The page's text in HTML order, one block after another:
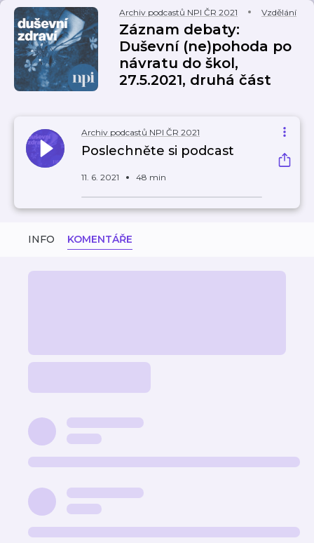
Archiv podcastů NPI ČR 2021 Vzdělání
Záznam debaty:
Duševní (ne)pohoda po
návratu do škol,
27.5.2021, druhá část
Archiv podcastů NPI ČR 2021
Poslechněte si podcast
11. 6. 2021 48 min
INFO KOMENTÁŘE